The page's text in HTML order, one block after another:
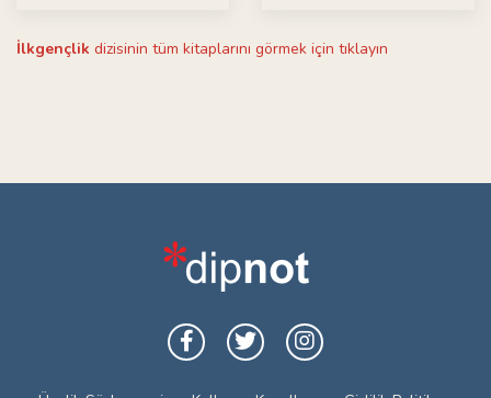
İlkgençlik dizisinin tüm kitaplarını görmek için tıklayın